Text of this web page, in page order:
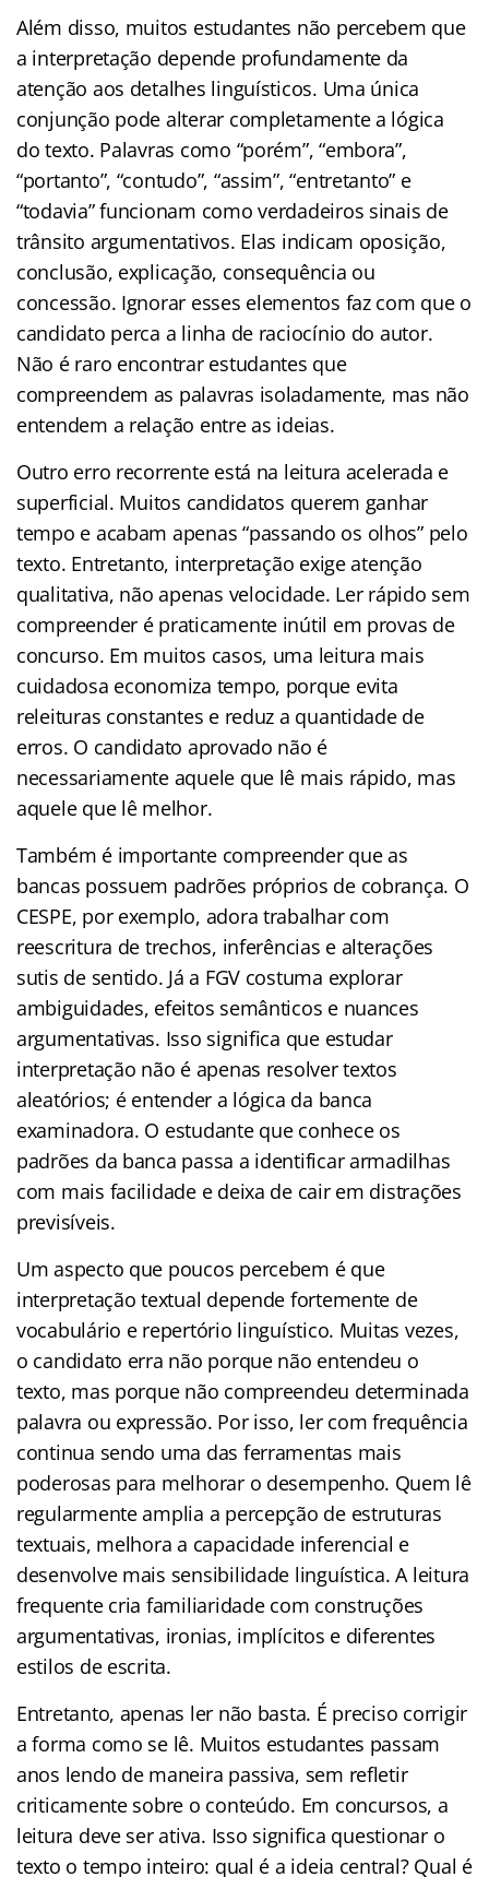
Além disso, muitos estudantes não percebem que
a interpretação depende profundamente da
atenção aos detalhes linguísticos. Uma única
conjunção pode alterar completamente a lógica
do texto. Palavras como “porém”, “embora”,
“portanto”, “contudo”, “assim”, “entretanto” e
“todavia” funcionam como verdadeiros sinais de
trânsito argumentativos. Elas indicam oposição,
conclusão, explicação, consequência ou
concessão. Ignorar esses elementos faz com que o
candidato perca a linha de raciocínio do autor.
Não é raro encontrar estudantes que
compreendem as palavras isoladamente, mas não
entendem a relação entre as ideias.
Outro erro recorrente está na leitura acelerada e
superficial. Muitos candidatos querem ganhar
tempo e acabam apenas “passando os olhos” pelo
texto. Entretanto, interpretação exige atenção
qualitativa, não apenas velocidade. Ler rápido sem
compreender é praticamente inútil em provas de
concurso. Em muitos casos, uma leitura mais
cuidadosa economiza tempo, porque evita
releituras constantes e reduz a quantidade de
erros. O candidato aprovado não é
necessariamente aquele que lê mais rápido, mas
aquele que lê melhor.
Também é importante compreender que as
bancas possuem padrões próprios de cobrança. O
CESPE, por exemplo, adora trabalhar com
reescritura de trechos, inferências e alterações
sutis de sentido. Já a FGV costuma explorar
ambiguidades, efeitos semânticos e nuances
argumentativas. Isso significa que estudar
interpretação não é apenas resolver textos
aleatórios; é entender a lógica da banca
examinadora. O estudante que conhece os
padrões da banca passa a identificar armadilhas
com mais facilidade e deixa de cair em distrações
previsíveis.
Um aspecto que poucos percebem é que
interpretação textual depende fortemente de
vocabulário e repertório linguístico. Muitas vezes,
o candidato erra não porque não entendeu o
texto, mas porque não compreendeu determinada
palavra ou expressão. Por isso, ler com frequência
continua sendo uma das ferramentas mais
poderosas para melhorar o desempenho. Quem lê
regularmente amplia a percepção de estruturas
textuais, melhora a capacidade inferencial e
desenvolve mais sensibilidade linguística. A leitura
frequente cria familiaridade com construções
argumentativas, ironias, implícitos e diferentes
estilos de escrita.
Entretanto, apenas ler não basta. É preciso corrigir
a forma como se lê. Muitos estudantes passam
anos lendo de maneira passiva, sem refletir
criticamente sobre o conteúdo. Em concursos, a
leitura deve ser ativa. Isso significa questionar o
texto o tempo inteiro: qual é a ideia central? Qual é